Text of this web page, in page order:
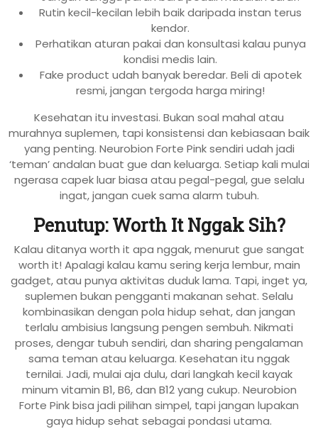
Rutin kecil-kecilan lebih baik daripada instan terus
kendor.
Perhatikan aturan pakai dan konsultasi kalau punya
kondisi medis lain.
Fake product udah banyak beredar. Beli di apotek
resmi, jangan tergoda harga miring!
Kesehatan itu investasi. Bukan soal mahal atau
murahnya suplemen, tapi konsistensi dan kebiasaan baik
yang penting. Neurobion Forte Pink sendiri udah jadi
‘teman’ andalan buat gue dan keluarga. Setiap kali mulai
ngerasa capek luar biasa atau pegal-pegal, gue selalu
ingat, jangan cuek sama alarm tubuh.
Penutup: Worth It Nggak Sih?
Kalau ditanya worth it apa nggak, menurut gue sangat
worth it! Apalagi kalau kamu sering kerja lembur, main
gadget, atau punya aktivitas duduk lama. Tapi, inget ya,
suplemen bukan pengganti makanan sehat. Selalu
kombinasikan dengan pola hidup sehat, dan jangan
terlalu ambisius langsung pengen sembuh. Nikmati
proses, dengar tubuh sendiri, dan sharing pengalaman
sama teman atau keluarga. Kesehatan itu nggak
ternilai. Jadi, mulai aja dulu, dari langkah kecil kayak
minum vitamin B1, B6, dan B12 yang cukup. Neurobion
Forte Pink bisa jadi pilihan simpel, tapi jangan lupakan
gaya hidup sehat sebagai pondasi utama.